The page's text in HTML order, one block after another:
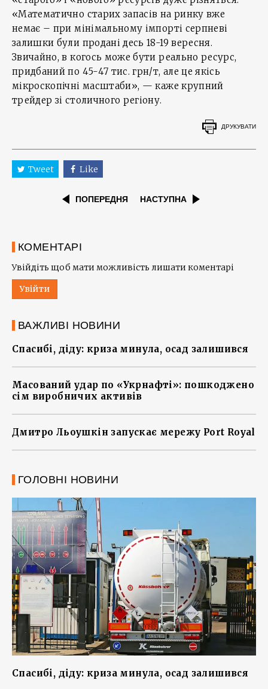
«Математично старих запасів на ринку вже
немає – при мінімальному імпорті серпневі
залишки були продані десь 18-19 вересня.
Звичайно, в когось може бути реально ресурс,
придбаний по 45-47 тис. грн/т, але це якісь
мікроскопічні масштаби», — каже крупний
трейдер зі столичного регіону.
ДРУКУВАТИ
Tweet Like
ПОПЕРЕДНЯ НАСТУПНА
КОМЕНТАРІ
Увійдіть щоб мати можливість лишати коментарі
Увійти
ВАЖЛИВІ НОВИНИ
Спасибі, діду: криза минула, осад залишився
Масований удар по «Укрнафті»: пошкоджено
сім виробничих активів
Дмитро Льоушкін запускає мережу Port Royal
ГОЛОВНІ НОВИНИ
Спасибі, діду: криза минула, осад залишився